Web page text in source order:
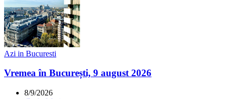
Azi in Bucuresti
Vremea în București, 9 august 2026
8/9/2026